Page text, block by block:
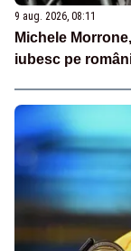
9 aug. 2026, 08:11
Michele
iubesc pe